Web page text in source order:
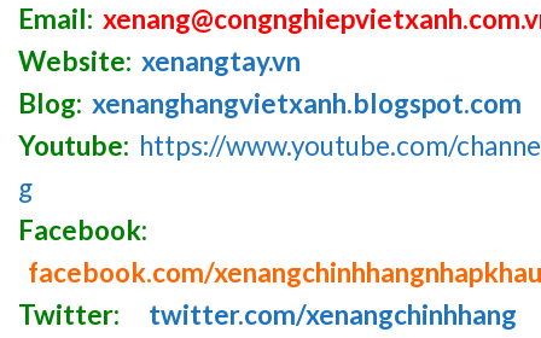
Email:
Website: xenangtay.vn
Blog: xenanghangvietxanh.blogspot.com
Youtube: https://www.youtube.com/
g
Facebook:
facebook.com/xenangchinhhangnhapkhau
Twitter:
twitter.com/xenangchinhhang